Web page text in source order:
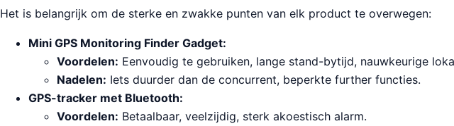
Het is belangrijk om de sterke en zwakke punten van elk product te overwegen:
Mini GPS Monitoring Finder Gadget:
Voordelen: Eenvoudig te gebruiken, lange stand-bytijd, nauwkeurige
Nadelen: Iets duurder dan de concurrent, beperkte further functies.
GPS-tracker met Bluetooth:
Voordelen: Betaalbaar, veelzijdig, sterk akoestisch alarm.